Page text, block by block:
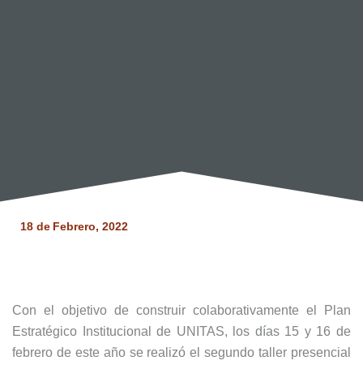
18 de Febrero, 2022
Con el objetivo de construir colaborativamente el Plan
Estratégico Institucional de UNITAS, los días 15 y 16 de
febrero de este año se realizó el segundo taller presencial